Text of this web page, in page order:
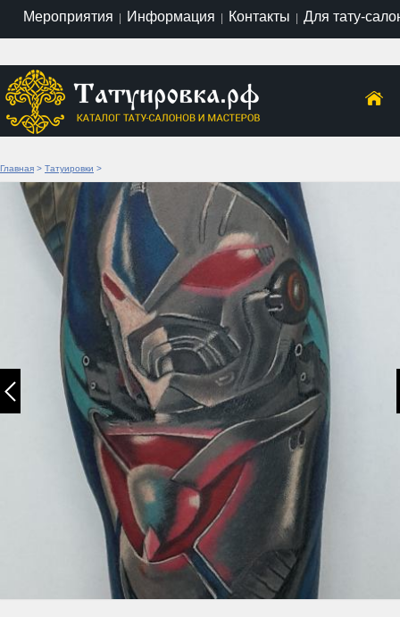
Мероприятия | Информация | Контакты | Для тату-
Главная > Татуировки >